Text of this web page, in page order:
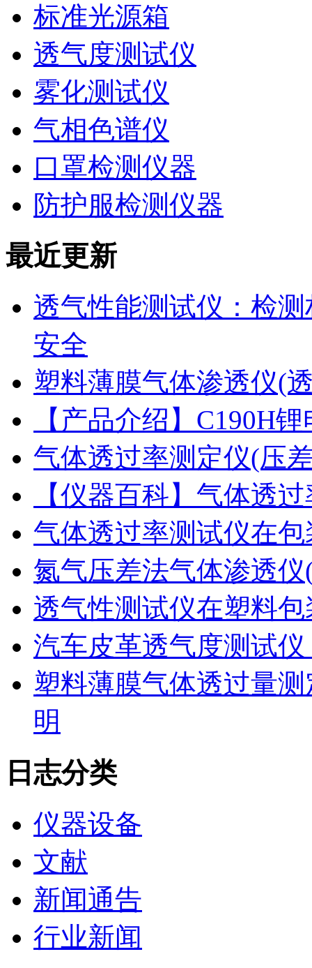
标准光源箱
透气度测试仪
雾化测试仪
气相色谱仪
口罩检测仪器
防护服检测仪器
最近更新
透气性能测试仪：检
安全
塑料薄膜气体渗透仪(
【产品介绍】C190H
气体透过率测定仪(压
【仪器百科】气体透
气体透过率测试仪在
氮气压差法气体渗透
透气性测试仪在塑料
汽车皮革透气度测试
塑料薄膜气体透过量
明
日志分类
仪器设备
文献
新闻通告
行业新闻